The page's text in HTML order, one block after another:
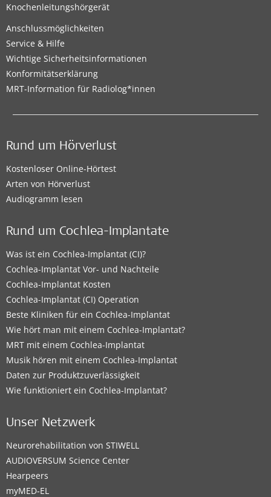
Knochenleitungshörgerät
Anschlussmöglichkeiten
Service & Hilfe
Wichtige Sicherheitsinformationen
Konformitätserklärung
MRT-Information für Radiolog*innen
Rund um Hörverlust
Kostenloser Online-Hörtest
Arten von Hörverlust
Audiogramm lesen
Rund um Cochlea-Implantate
Was ist ein Cochlea-Implantat (CI)?
Cochlea-Implantat Vor- und Nachteile
Cochlea-Implantat Kosten
Cochlea-Implantat (CI) Operation
Beste Kliniken für ein Cochlea-Implantat
Wie hört man mit einem Cochlea-Implantat?
MRT mit einem Cochlea-Implantat
Musik hören mit einem Cochlea-Implantat
Daten zur Produktzuverlässigkeit
Wie funktioniert ein Cochlea-Implantat?
Unser Netzwerk
Neurorehabilitation von STIWELL
AUDIOVERSUM Science Center
Hearpeers
myMED‑EL